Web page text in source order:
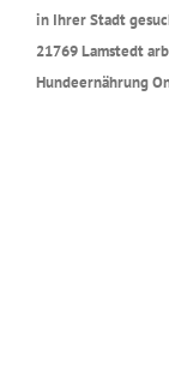
in Ihrer Stadt
21769 Lamstedt
Hundeernährung